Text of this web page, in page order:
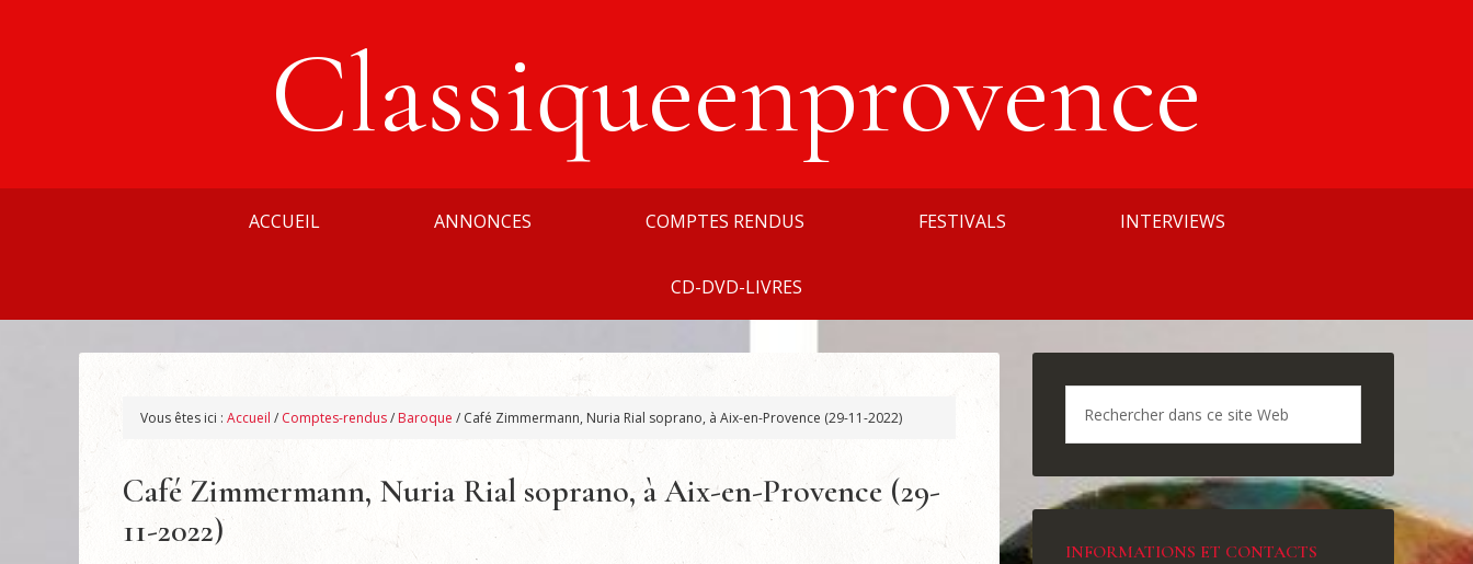
Classiqueenprovence
ACCUEIL ANNONCES COMPTES RENDUS FESTIVALS INTERVIEWS
CD-DVD-LIVRES
Vous êtes ici : Accueil / Comptes-rendus/ Baroque / Café Zimmermann, Nuria Rial soprano, à Aix-en-Provence (29-11-2022)
Café Zimmermann, Nuria Rial soprano, à Aix-en-Provence (29-
11-2022)
INFORMATIONS ET CONTACTS